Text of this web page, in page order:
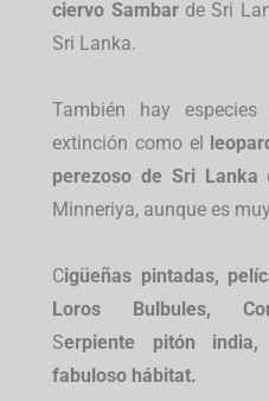
ciervo Sambarde Sri
Sri Lanka.
También hay
extinción como el
perezoso de Sri Lanka
Minneriya, aunque es
Cigüeñas pintadas,
Loros Bulbules,
Serpiente pitón
fabuloso hábitat.